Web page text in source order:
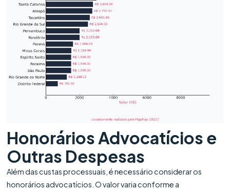
Honorários Advocatícios e
Outras Despesas
Além das custas processuais, é necessário considerar os
honorários advocatícios. O valor varia conforme a